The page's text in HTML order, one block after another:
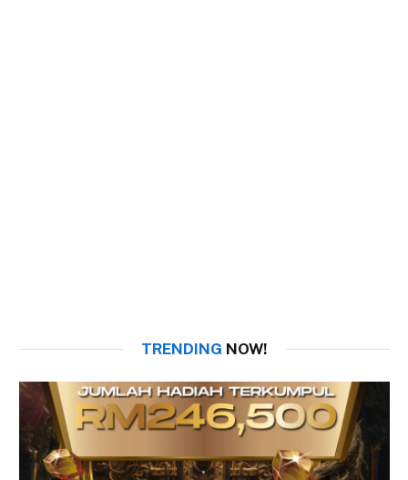
TRENDING NOW!